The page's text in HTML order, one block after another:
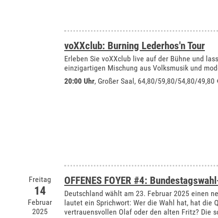
voXXclub: Burning Lederhos'n Tour
Erleben Sie voXXclub live auf der Bühne und
einzigartigen Mischung aus Volksmusik und
20:00 Uhr, Großer Saal, 64,80/59,80/54,80/49,80
Freitag
14
Februar
2025
OFFENES FOYER #4:
Deutschland wählt am 23. Februar 2025 einen
lautet ein Sprichwort: Wer die Wahl hat, hat die
vertrauensvollen Olaf oder den alten Fritz? Die